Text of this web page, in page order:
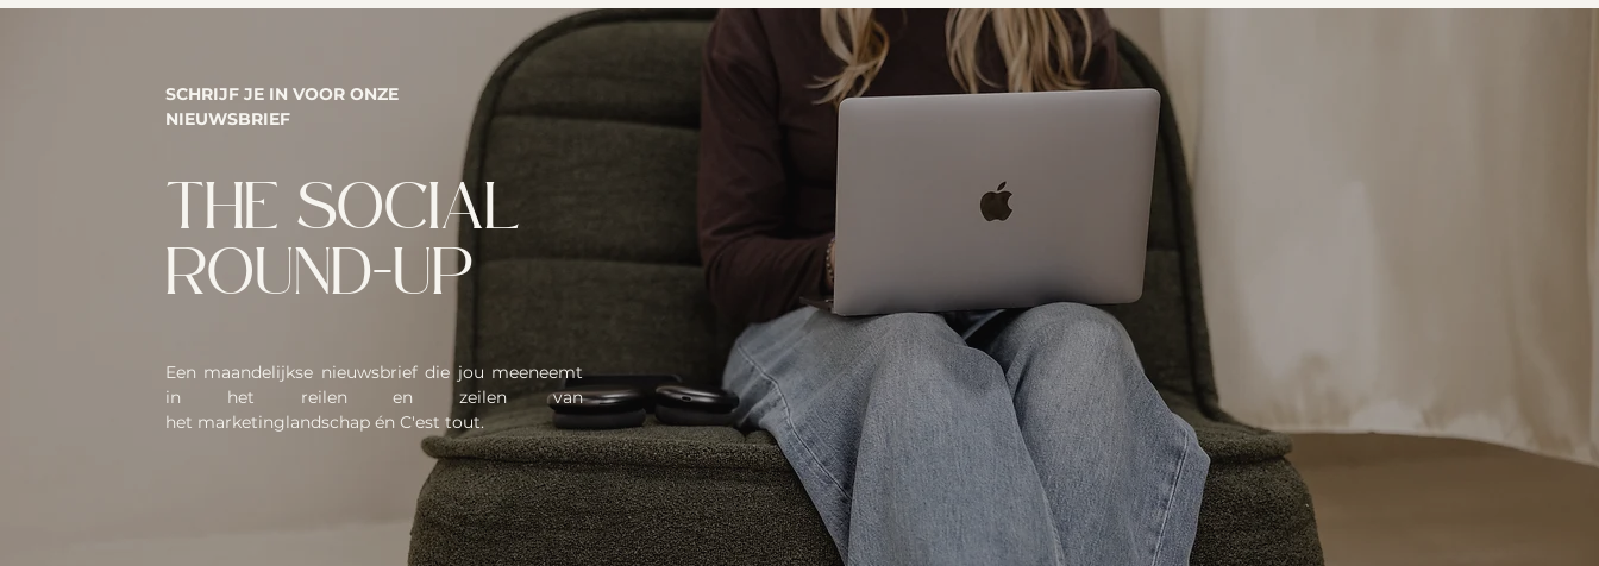
SCHRIJF JE IN VOOR ONZE
NIEUWSBRIEF
THE SOCIAL
ROUND-UP
Een maandelijkse nieuwsbrief die jou meeneemt
in het reilen en zeilen van
het marketinglandschap én C'est tout.